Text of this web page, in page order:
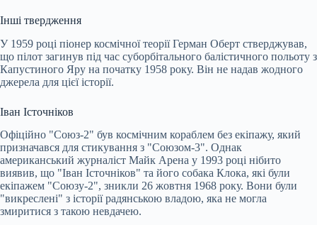
Інші твердження
У 1959 році піонер космічної теорії Герман Оберт стверджував,
що пілот загинув під час суборбітального балістичного польоту з
Капустиного Яру на початку 1958 року. Він не надав жодного
джерела для цієї історії.
Іван Істочніков
Офіційно "Союз-2" був космічним кораблем без екіпажу, який
призначався для стикування з "Союзом-3". Однак
американський журналіст Майк Арена у 1993 році нібито
виявив, що "Іван Істочніков" та його собака Клока, які були
екіпажем "Союзу-2", зникли 26 жовтня 1968 року. Вони були
"викреслені" з історії радянською владою, яка не могла
змиритися з такою невдачею.